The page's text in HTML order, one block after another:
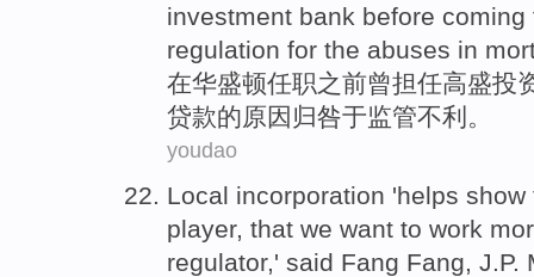
investment bank before
regulation for the abuses in
在华盛顿任职之前曾担任高盛投
贷款的原因 归咎于监管不利。
youdao
Local incorporation 'helps show
player, that we want to work
regulator,' said Fang Fang, J.P.